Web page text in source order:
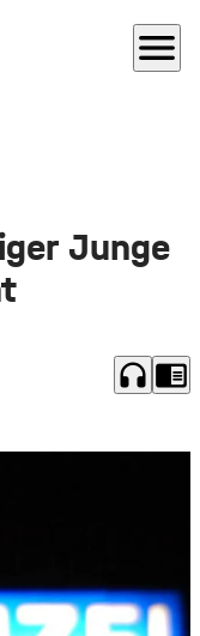
menu
Junge
headphones chrome_reader_mode